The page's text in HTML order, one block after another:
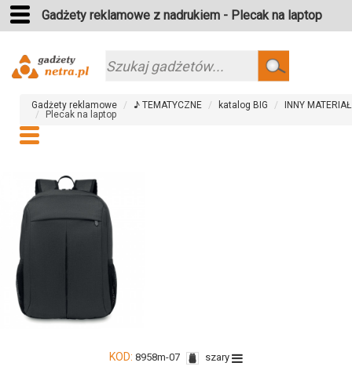
Gadżety reklamowe z nadrukiem - Plecak na laptop
Szukaj
Gadżety reklamowe ♪ TEMATYCZNE katalog BIG
INNY MATERIAŁ
Plecak na laptop
KOD: 8958m-07 szary